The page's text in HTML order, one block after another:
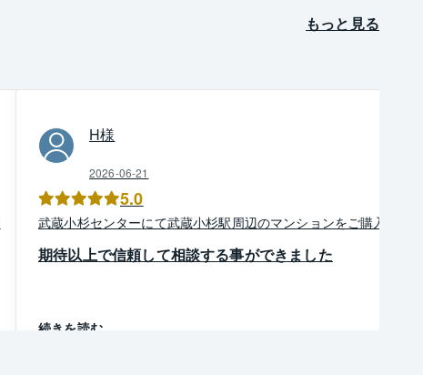
もっと見る
H様
2026-06-21
5.0
武蔵小杉センターにて武蔵小杉駅周辺のマンションをご購入
期待以上で信頼して相談する事ができました
続きを読む